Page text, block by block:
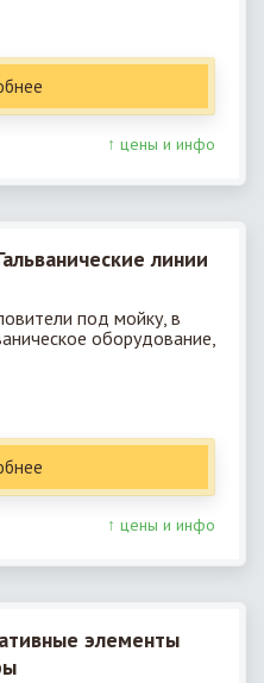
↑ цены и инфо
линии
под мойку, в
оборудование,
↑ цены и инфо
элементы